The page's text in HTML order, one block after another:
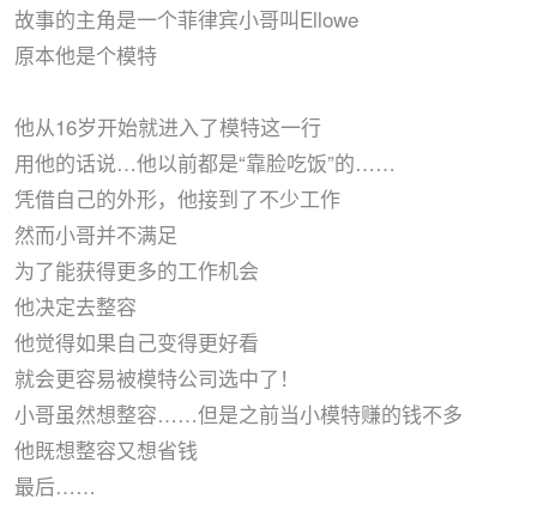
故事的主角是一个菲律宾小哥叫Ellowe
原本他是个模特
他从16岁开始就进入了模特这一行
用他的话说…他以前都是“靠脸吃饭”的……
凭借自己的外形，他接到了不少工作
然而小哥并不满足
为了能获得更多的工作机会
他决定去整容
他觉得如果自己变得更好看
就会更容易被模特公司选中了！
小哥虽然想整容……但是之前当小模特赚的钱不多
他既想整容又想省钱
最后……